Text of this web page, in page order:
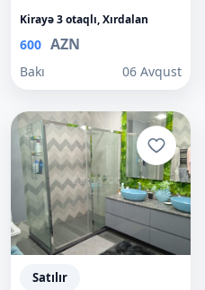
Kirayə 3 otaqlı, Xırdalan
600 AZN
Bakı 06 Avqust
Satılır